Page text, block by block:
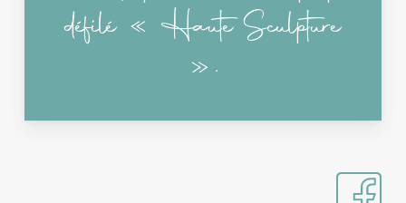
défilé « Haute Sculpture
».